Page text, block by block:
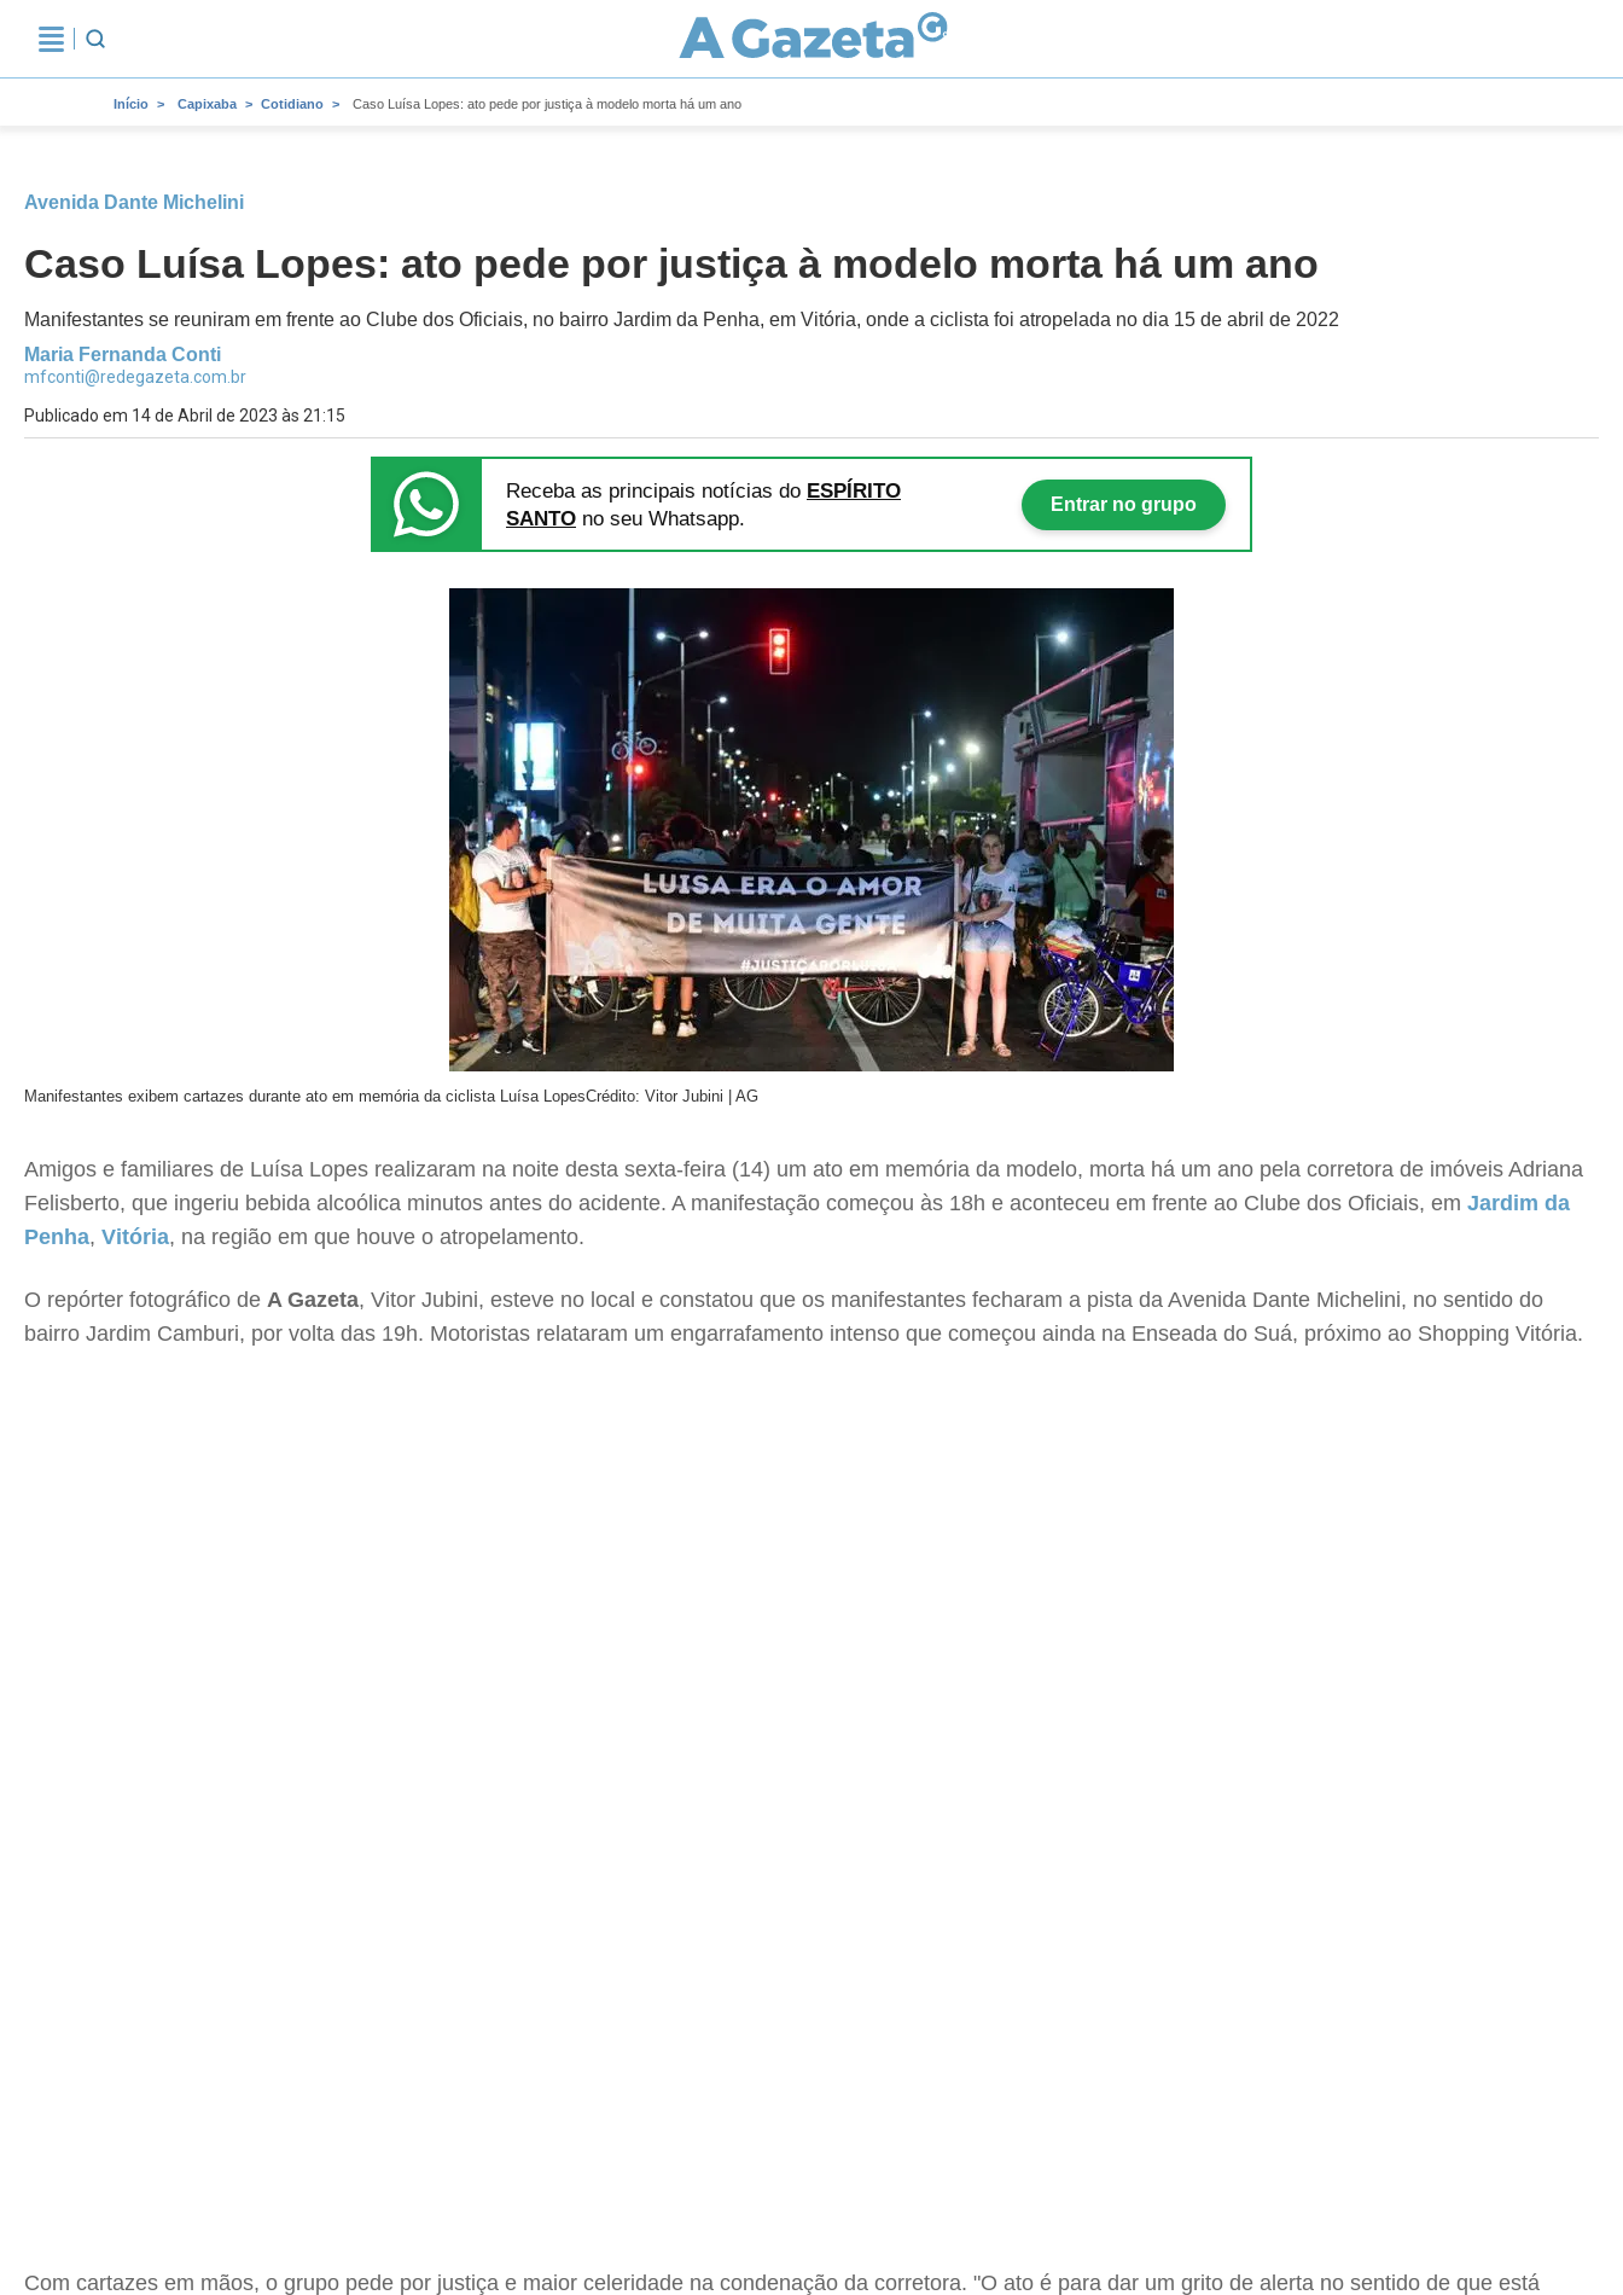
Início Capixaba Cotidiano Caso Luísa Lopes: ato pede por justiça à modelo morta há um ano
Avenida Dante Michelini
Caso Luísa Lopes: ato pede por justiça à modelo morta há um ano
Manifestantes se reuniram em frente ao Clube dos Oficiais, no bairro Jardim da Penha, em Vitória, onde a ciclista foi atropelada no dia 15 de abril de 2022
Maria Fernanda Conti
mfconti@redegazeta.com.br
Publicado em 14 de Abril de 2023 às 21:15
Receba as principais notícias do ESPÍRITO
SANTO no seu Whatsapp.
Entrar no grupo
Manifestantes exibem cartazes durante ato em memória da ciclista Luísa LopesCrédito: Vitor Jubini | AG
Amigos e familiares de Luísa Lopes realizaram na noite desta sexta-feira (14) um ato em memória da modelo, morta há um ano pela corretora de imóveis Adriana
Felisberto, que ingeriu bebida alcoólica minutos antes do acidente. A manifestação começou às 18h e aconteceu em frente ao Clube dos Oficiais, em Jardim da
Penha, Vitória, na região em que houve o atropelamento.
O repórter fotográfico de A Gazeta, Vitor Jubini, esteve no local e constatou que os manifestantes fecharam a pista da Avenida Dante Michelini, no sentido do
bairro Jardim Camburi, por volta das 19h. Motoristas relataram um engarrafamento intenso que começou ainda na Enseada do Suá, próximo ao Shopping Vitória.
Com cartazes em mãos, o grupo pede por justiça e maior celeridade na condenação da corretora. "O ato é para dar um grito de alerta no sentido de que está